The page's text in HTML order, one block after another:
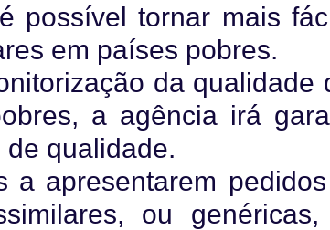
possível tornar mais
em países pobres.
da qualidade
a agência irá
qualidade.
a apresentarem
ou